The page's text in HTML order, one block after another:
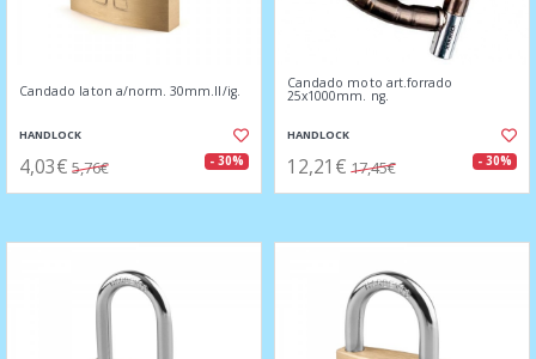
Candado laton a/norm. 30mm.ll/ig.
HANDLOCK
4,03€ 5,76€ - 30%
Candado moto art.forrado
25x1000mm. ng.
HANDLOCK
12,21€ 17,45€ - 30%